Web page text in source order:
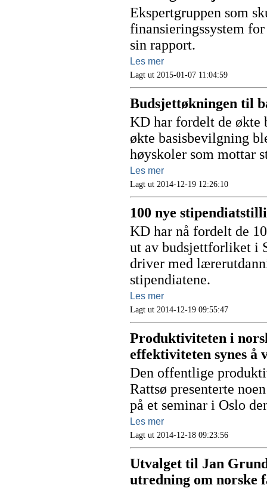
Ekspertgruppen som
finansieringssystem
sin rapport.
Les mer
Lagt ut 2015-01-07 11:04:59
Budsjettøkningen til
KD har fordelt de økte
økte basisbevilgning
høyskoler som mottar
Les mer
Lagt ut 2014-12-19 12:26:10
100 nye
KD har nå fordelt de
ut av budsjettforliket i
driver med
stipendiatene.
Les mer
Lagt ut 2014-12-19 09:55:47
Produktiviteten i
effektiviteten synes å
Den offentlige
Rattsø presenterte
på et seminar i Oslo
Les mer
Lagt ut 2014-12-18 09:23:56
Utvalget til Jan
utredning om norske